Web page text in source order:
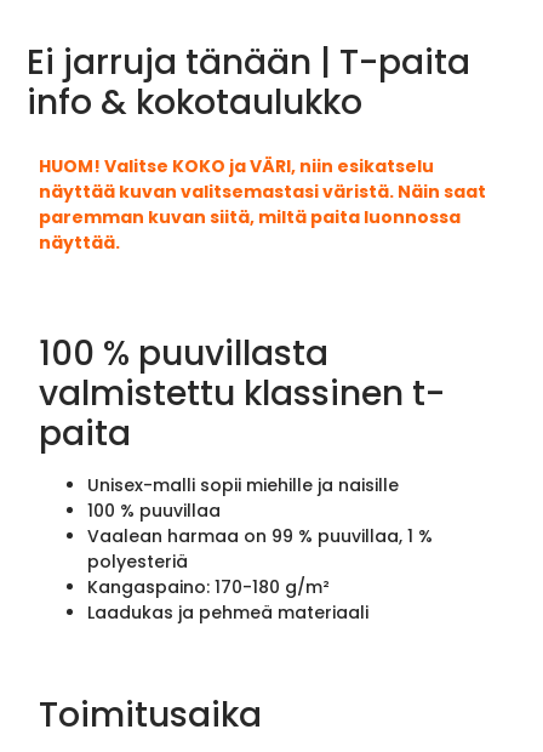
Ei jarruja tänään | T-paita
info & kokotaulukko
HUOM! Valitse KOKO ja VÄRI, niin esikatselu
näyttää kuvan valitsemastasi väristä. Näin saat
paremman kuvan siitä, miltä paita luonnossa
näyttää.
100 % puuvillasta
valmistettu klassinen t-
paita
Unisex-malli sopii miehille ja naisille
100 % puuvillaa
Vaalean harmaa on 99 % puuvillaa, 1 %
polyesteriä
Kangaspaino: 170-180 g/m²
Laadukas ja pehmeä materiaali
Toimitusaika